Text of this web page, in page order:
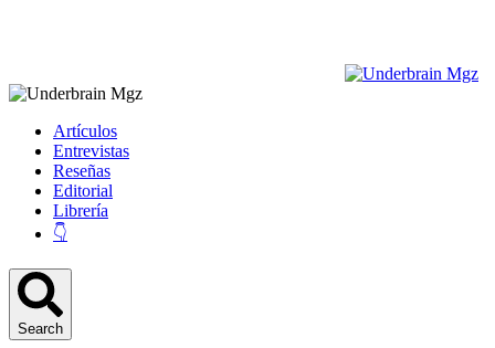
Artículos
Entrevistas
Reseñas
Editorial
Librería
👇
Search